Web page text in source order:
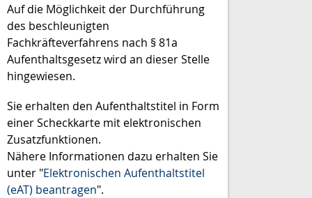
Auf die Möglichkeit der Durchführung
des beschleunigten
Fachkräfteverfahrens nach § 81a
Aufenthaltsgesetz wird an dieser Stelle
hingewiesen.
Sie erhalten den Aufenthaltstitel in Form
einer Scheckkarte mit elektronischen
Zusatzfunktionen.
Nähere Informationen dazu erhalten Sie
unter "Elektronischen Aufenthaltstitel
(eAT) beantragen".